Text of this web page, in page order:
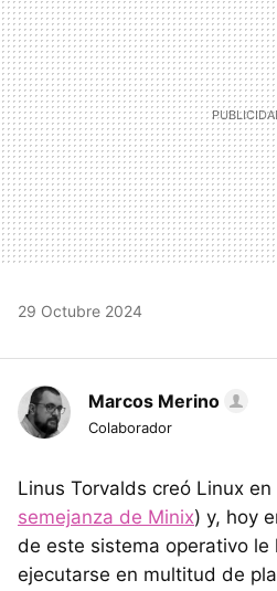
29 Octubre 2024
Marcos Merino
Colaborador
Linus Torvalds creó Linux en
semejanza de Minix) y, hoy
de este sistema operativo le
ejecutarse en multitud de